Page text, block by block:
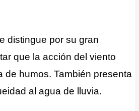
distingue por su gran
que la acción del viento
de humos. También presenta
al agua de lluvia.